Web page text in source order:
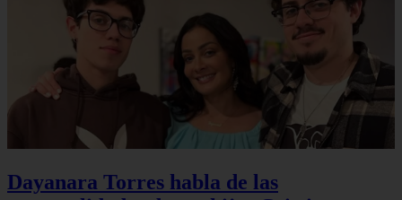
Dayanara Torres habla de las